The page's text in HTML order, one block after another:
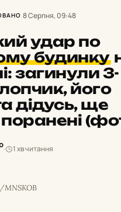
8 Серпня, 09:48
удар по
будинку
загинули 3-
його
дідусь, ще
1 хв читання
MNSKOB